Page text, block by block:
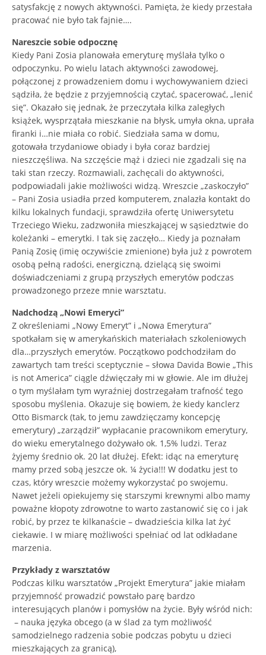
satysfakcję z nowych aktywności. Pamięta, że kiedy przestała
pracować nie było tak fajnie….
Nareszcie sobie odpocznę
Kiedy Pani Zosia planowała emeryturę myślała tylko o
odpoczynku. Po wielu latach aktywności zawodowej,
połączonej z prowadzeniem domu i wychowywaniem dzieci
sądziła, że będzie z przyjemnością czytać, spacerować, „lenić
się”. Okazało się jednak, że przeczytała kilka zaległych
książek, wysprzątała mieszkanie na błysk, umyła okna, uprała
firanki i…nie miała co robić. Siedziała sama w domu,
gotowała trzydaniowe obiady i była coraz bardziej
nieszczęśliwa. Na szczęście mąż i dzieci nie zgadzali się na
taki stan rzeczy. Rozmawiali, zachęcali do aktywności,
podpowiadali jakie możliwości widzą. Wreszcie „zaskoczyło”
– Pani Zosia usiadła przed komputerem, znalazła kontakt do
kilku lokalnych fundacji, sprawdziła ofertę Uniwersytetu
Trzeciego Wieku, zadzwoniła mieszkającej w sąsiedztwie do
koleżanki – emerytki. I tak się zaczęło… Kiedy ja poznałam
Panią Zosię (imię oczywiście zmienione) była już z powrotem
osobą pełną radości, energiczną, dzielącą się swoimi
doświadczeniami z grupą przyszłych emerytów podczas
prowadzonego przeze mnie warsztatu.
Nadchodzą „Nowi Emeryci”
Z określeniami „Nowy Emeryt” i „Nowa Emerytura”
spotkałam się w amerykańskich materiałach szkoleniowych
dla…przyszłych emerytów. Początkowo podchodziłam do
zawartych tam treści sceptycznie – słowa Davida Bowie „This
is not America” ciągle dźwięczały mi w głowie. Ale im dłużej
o tym myślałam tym wyraźniej dostrzegałam trafność tego
sposobu myślenia. Okazuje się bowiem, że kiedy kanclerz
Otto Bismarck (tak, to jemu zawdzięczamy koncepcję
emerytury) „zarządził” wypłacanie pracownikom emerytury,
do wieku emerytalnego dożywało ok. 1,5% ludzi. Teraz
żyjemy średnio ok. 20 lat dłużej. Efekt: idąc na emeryturę
mamy przed sobą jeszcze ok. ¼ życia!!! W dodatku jest to
czas, który wreszcie możemy wykorzystać po swojemu.
Nawet jeżeli opiekujemy się starszymi krewnymi albo mamy
poważne kłopoty zdrowotne to warto zastanowić się co i jak
robić, by przez te kilkanaście – dwadzieścia kilka lat żyć
ciekawie. I w miarę możliwości spełniać od lat odkładane
marzenia.
Przykłady z warsztatów
Podczas kilku warsztatów „Projekt Emerytura” jakie miałam
przyjemność prowadzić powstało parę bardzo
interesujących planów i pomysłów na życie. Były wśród nich:
– nauka języka obcego (a w ślad za tym możliwość
samodzielnego radzenia sobie podczas pobytu u dzieci
mieszkających za granicą),